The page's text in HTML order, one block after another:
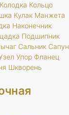
Колодка Кольцо
Кулак Манжета
Наконечник
Подшипник
Сальник Сапун
Упор Фланец
Шкворень